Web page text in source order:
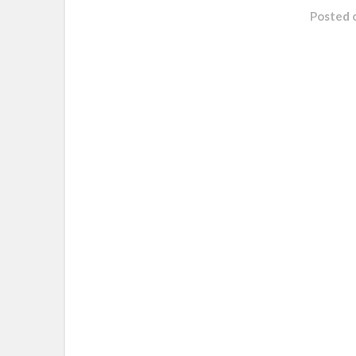
Posted